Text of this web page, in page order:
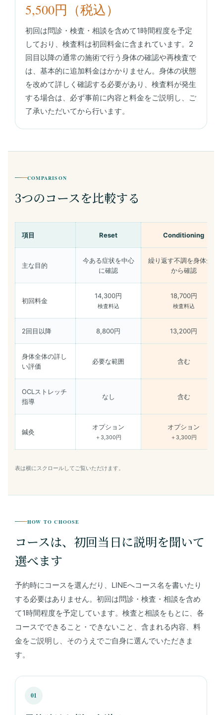
5,500円（税込）
初回は問診・検査・相談を含めて1時間程度を予定
しており、検査料は初回料金に含まれています。2
回目以降の通常の施術で行う身体の確認や再検査で
は、基本的に追加料金はかかりません。身体の状態
を改めて詳しく確認する必要があり、検査料が発生
する場合は、必ず事前に内容と料金をご説明し、ご
了承いただいてから行います。
COMPARISON
3つのコースを比較する
項目 Reset Conditioning
主な目的
今ある症状を中心
に確認
繰り返す不調を身体全体
から確認
初回料金
14,300円
検査料込
18,700円
検査料込
2回目以降 8,800円 13,200円
身体全体の詳し
い評価
必要な範囲 含む
OCLストレッチ
指導
なし 含む
鍼灸
オプション
＋3,300円
オプション
＋3,300円
HOW TO CHOOSE
コースは、初回当日に説明を聞いて
選べます
予約時にコースを選んだり、LINEへコース名を書いたり
する必要はありません。初回は問診・検査・相談を含め
て1時間程度を予定しています。検査と相談をもとに、各
コースでできること・できないこと、含まれる内容、料
金をご説明し、そのうえでご自身に選んでいただきま
す。
01